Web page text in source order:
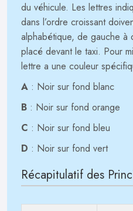
du véhicule. Les lettres
dans l’ordre croissant
alphabétique, de gauche à
placé devant le taxi. Pour
lettre a une couleur
A : Noir sur fond blanc
B : Noir sur fond orange
C : Noir sur fond bleu
D : Noir sur fond vert
Récapitulatif des